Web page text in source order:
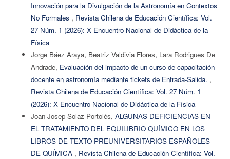
Innovación para la Divulgación de la Astronomía en Contextos
No Formales , Revista Chilena de Educación Científica: Vol.
27 Núm. 1 (2026): X Encuentro Nacional de Didáctica de la
Física
Jorge Báez Araya, Beatriz Valdivia Flores, Lara Rodrigues De
Andrade, Evaluación del impacto de un curso de capacitación
docente en astronomía mediante tickets de Entrada-Salida. ,
Revista Chilena de Educación Científica: Vol. 27 Núm. 1
(2026): X Encuentro Nacional de Didáctica de la Física
Joan Josep Solaz-Portolés, ALGUNAS DEFICIENCIAS EN
EL TRATAMIENTO DEL EQUILIBRIO QUÍMICO EN LOS
LIBROS DE TEXTO PREUNIVERSITARIOS ESPAÑOLES
DE QUÍMICA , Revista Chilena de Educación Científica: Vol.